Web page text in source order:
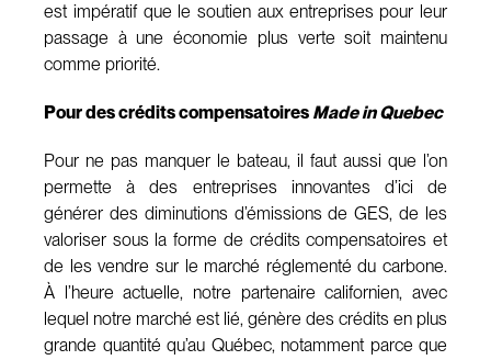
est impératif que le soutien aux entreprises pour leur
passage à une économie plus verte soit maintenu
comme priorité.
Pour des crédits compensatoires Made in Quebec
Pour ne pas manquer le bateau, il faut aussi que l’on
permette à des entreprises innovantes d’ici de
générer des diminutions d’émissions de GES, de les
valoriser sous la forme de crédits compensatoires et
de les vendre sur le marché réglementé du carbone.
À l’heure actuelle, notre partenaire californien, avec
lequel notre marché est lié, génère des crédits en plus
grande quantité qu’au Québec, notamment parce que